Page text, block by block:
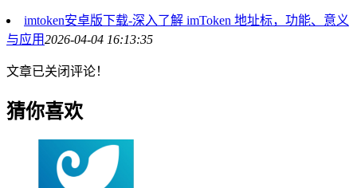
imtoken安卓版下载-深入了解 imToken 地址标，功能、意义
与应用2026-04-04 16:13:35
文章已关闭评论！
猜你喜欢